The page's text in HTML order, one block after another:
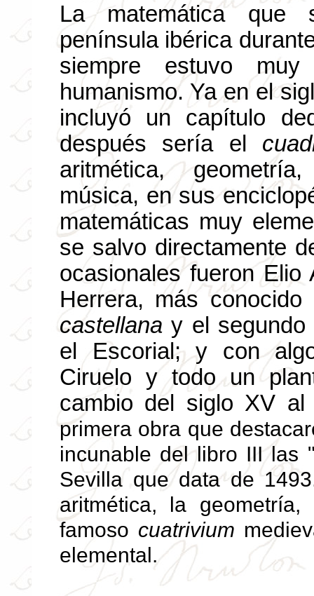
La matemática
península ibérica
siempre estuvo
humanismo. Ya en el
incluyó un capítulo
después sería el
aritmética,
música, en sus
matemáticas muy
se salvo directamente
ocasionales fueron
Herrera, más
castellanay el
el Escorial; y con
Ciruelo y todo un
cambio del siglo XV
primera obra que
incunable del libro III las
Sevilla que data de
aritmética, la
famoso cuatrivium
elemental.